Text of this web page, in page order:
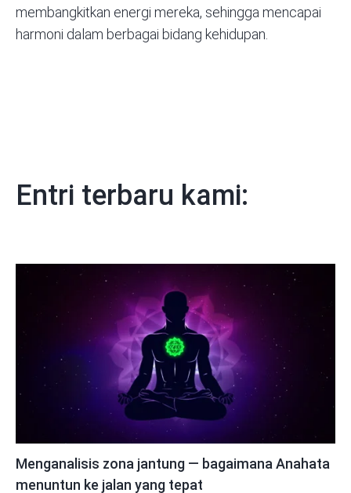
membangkitkan energi mereka, sehingga mencapai
harmoni dalam berbagai bidang kehidupan.
Entri terbaru kami:
Menganalisis zona jantung — bagaimana Anahata
menuntun ke jalan yang tepat